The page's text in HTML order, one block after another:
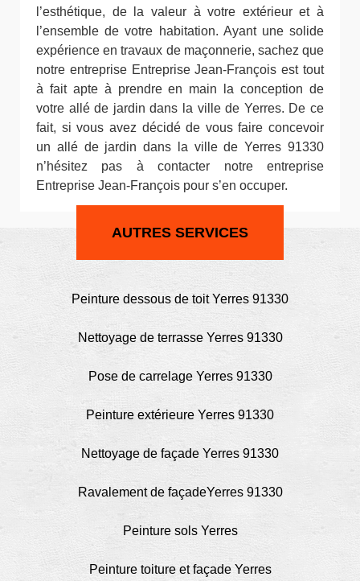
l’esthétique, de la valeur à votre extérieur et à
l’ensemble de votre habitation. Ayant une solide
expérience en travaux de maçonnerie, sachez que
notre entreprise Entreprise Jean-François est tout
à fait apte à prendre en main la conception de
votre allé de jardin dans la ville de Yerres. De ce
fait, si vous avez décidé de vous faire concevoir
un allé de jardin dans la ville de Yerres 91330
n’hésitez pas à contacter notre entreprise
Entreprise Jean-François pour s’en occuper.
AUTRES SERVICES
Peinture dessous de toit Yerres 91330
Nettoyage de terrasse Yerres 91330
Pose de carrelage Yerres 91330
Peinture extérieure Yerres 91330
Nettoyage de façade Yerres 91330
Ravalement de façadeYerres 91330
Peinture sols Yerres
Peinture toiture et façade Yerres